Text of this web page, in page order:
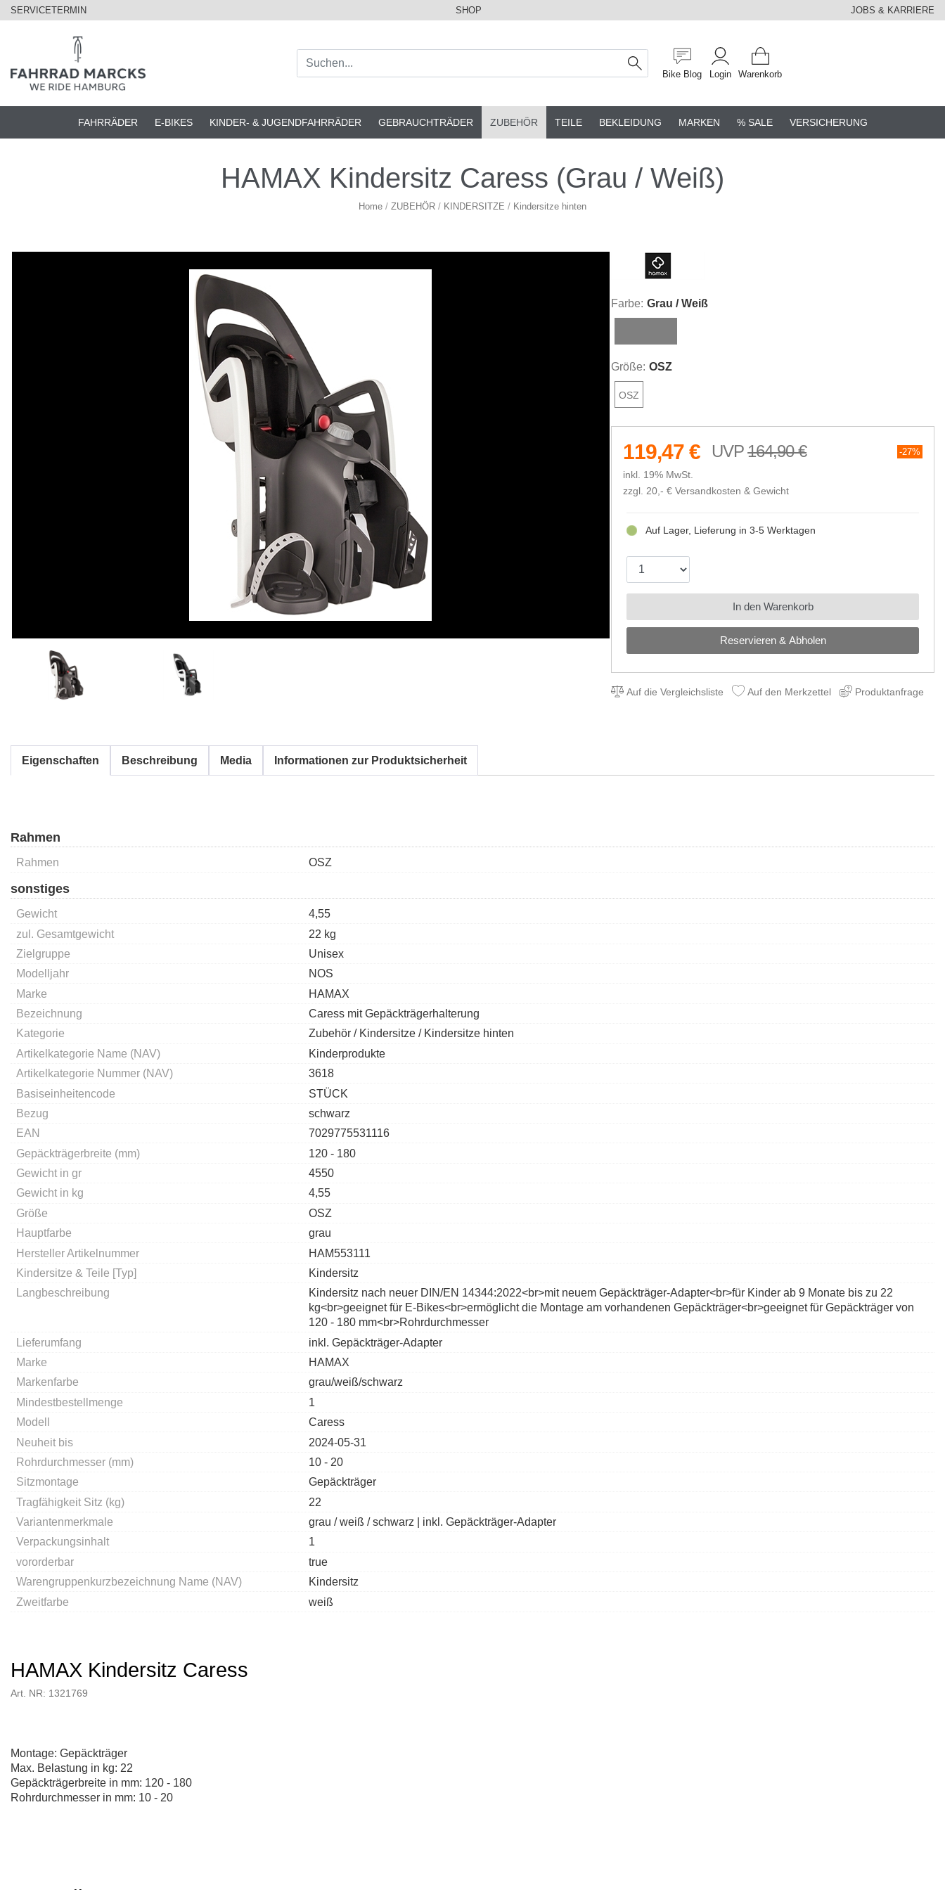
SERVICETERMIN SHOP JOBS & KARRIERE
Bike Blog Login Warenkorb
FAHRRÄDER E-BIKES KINDER- & JUGENDFAHRRÄDER GEBRAUCHTRÄDER ZUBEHÖR TEILE BEKLEIDUNG MARKEN % SALE VERSICHERUNG
HAMAX Kindersitz Caress (Grau / Weiß)
Home / ZUBEHÖR / KINDERSITZE / Kindersitze hinten
Farbe: Grau / Weiß
Größe: OSZ
OSZ
164,90 € 27%
119,47 €
inkl. 19% MwSt.
zzgl. 20,- € Versandkosten & Gewicht
Reservieren & Abholen
Auf Lager, Lieferung in 3-5 Werktagen
In den Warenkorb
Auf die Vergleichsliste Auf den Merkzettel Produktanfrage
Eigenschaften Beschreibung Media Informationen zur Produktsicherheit
Rahmen
Rahmen OSZ
sonstiges
Gewicht
4,55
zul. Gesamtgewicht
22 kg
Zielgruppe
Unisex
Modelljahr
NOS
Marke
HAMAX
Bezeichnung
Caress mit Gepäckträgerhalterung
Kategorie
Zubehör / Kindersitze / Kindersitze hinten
Artikelkategorie Name (NAV)
Kinderprodukte
Artikelkategorie Nummer (NAV)
3618
Basiseinheitencode
STÜCK
Bezug
schwarz
EAN
7029775531116
Gepäckträgerbreite (mm)
120 - 180
Gewicht in gr
4550
Gewicht in kg
4,55
Größe
OSZ
Hauptfarbe
grau
Hersteller Artikelnummer
HAM553111
Kindersitze & Teile [Typ]
Kindersitz
Langbeschreibung
Kindersitz nach neuer DIN/EN 14344:2022<br>mit neuem Gepäckträger-Adapter<br>für Kinder ab 9 Monate bis zu 22
kg<br>geeignet für E-Bikes<br>ermöglicht die Montage am vorhandenen Gepäckträger<br>geeignet für Gepäckträger von
120 - 180 mm<br>Rohrdurchmesser
Lieferumfang
inkl. Gepäckträger-Adapter
Marke
HAMAX
Markenfarbe
grau/weiß/schwarz
Mindestbestellmenge
1
Modell
Caress
Neuheit bis
2024-05-31
Rohrdurchmesser (mm)
10 - 20
Sitzmontage
Gepäckträger
Tragfähigkeit Sitz (kg)
22
Variantenmerkmale
grau / weiß / schwarz | inkl. Gepäckträger-Adapter
Verpackungsinhalt
1
vororderbar
true
Warengruppenkurzbezeichnung Name (NAV)
Kindersitz
Zweitfarbe
weiß
HAMAX Kindersitz Caress
Art. NR: 1321769
Montage: Gepäckträger
Max. Belastung in kg: 22
Gepäckträgerbreite in mm: 120 - 180
Rohrdurchmesser in mm: 10 - 20